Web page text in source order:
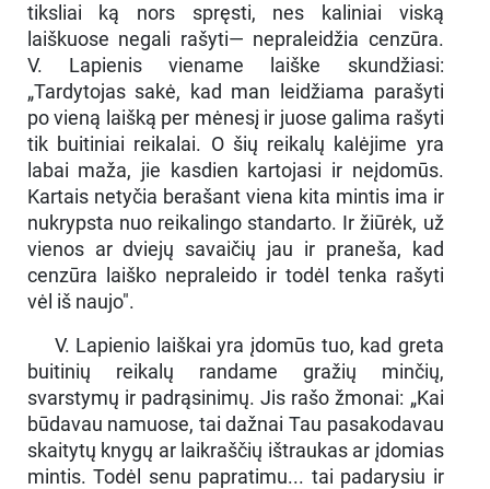
tiksliai ką nors spręsti, nes kaliniai viską
laiškuose negali rašyti— nepraleidžia cenzūra.
V. Lapienis viename laiške skundžiasi:
„Tardytojas sakė, kad man leidžiama parašyti
po vieną laišką per mėnesį ir juose galima rašyti
tik buitiniai reikalai. O šių reikalų kalėjime yra
labai maža, jie kasdien kartojasi ir neįdomūs.
Kartais netyčia berašant viena kita mintis ima ir
nukrypsta nuo reikalingo standarto. Ir žiūrėk, už
vienos ar dviejų savaičių jau ir praneša, kad
cenzūra laiško nepraleido ir todėl tenka rašyti
vėl iš naujo".
V. Lapienio laiškai yra įdomūs tuo, kad greta
buitinių reikalų randame gražių minčių,
svarstymų ir padrąsinimų. Jis rašo žmonai: „Kai
būdavau namuose, tai dažnai Tau pasakodavau
skaitytų knygų ar laikraščių ištraukas ar įdomias
mintis. Todėl senu papratimu... tai padarysiu ir